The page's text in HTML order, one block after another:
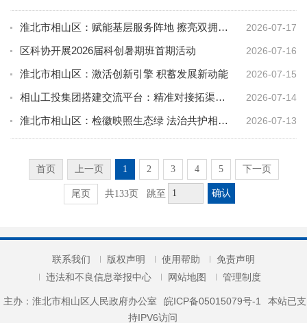
2026-07-17
淮北市相山区：赋能基层服务阵地 擦亮双拥工作底色
2026-07-16
区科协开展2026届科创暑期班首期活动
2026-07-15
淮北市相山区：激活创新引擎 积蓄发展新动能
2026-07-14
相山工投集团搭建交流平台：精准对接拓渠道 产销联动促共赢
2026-07-13
淮北市相山区：检徽映照生态绿 法治共护相山美
首页 上一页 1 2 3 4 5 下一页
尾页 共133页 跳至 确认
联系我们 版权声明 使用帮助
免责声明
违法和不良信息举报中心
网站地图 管理制度
主办：淮北市相山区人民政府办公室 皖ICP备05015079号-1
本站已支
持IPV6访问